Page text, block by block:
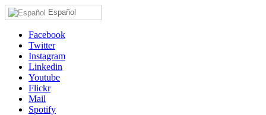
Español
Facebook
Twitter
Instagram
Linkedin
Youtube
Flickr
Mail
Spotify